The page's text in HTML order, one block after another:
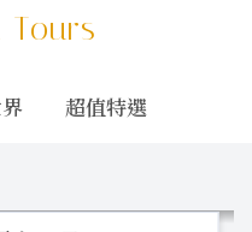
Tours
超值特選